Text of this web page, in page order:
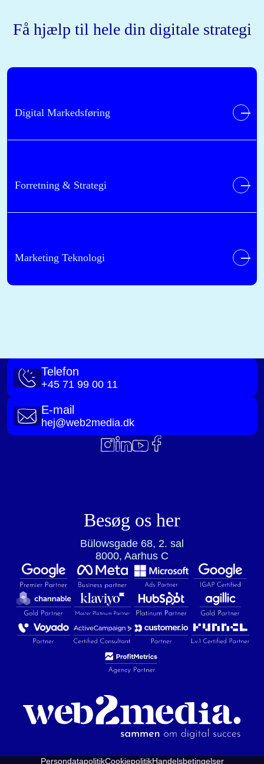
Få hjælp til hele din digitale strategi
Digital Markedsføring
Forretning & Strategi
Marketing Teknologi
Telefon
+45 71 99 00 11
E-mail
hej@web2media.dk
Besøg os her
Bülowsgade 68, 2. sal
8000, Aarhus C
PersondatapolitikCookiepolitikHandelsbetingelser